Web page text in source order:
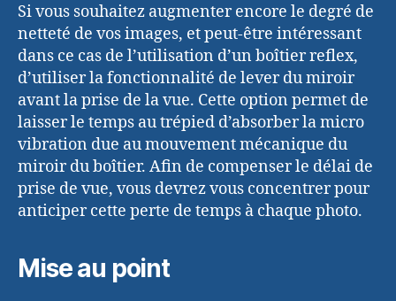
Si vous souhaitez augmenter encore le degré de
netteté de vos images, et peut-être intéressant
dans ce cas de l’utilisation d’un boîtier reflex,
d’utiliser la fonctionnalité de lever du miroir
avant la prise de la vue. Cette option permet de
laisser le temps au trépied d’absorber la micro
vibration due au mouvement mécanique du
miroir du boîtier. Afin de compenser le délai de
prise de vue, vous devrez vous concentrer pour
anticiper cette perte de temps à chaque photo.
Mise au point